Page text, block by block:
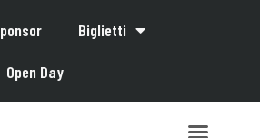
Biglietti
Open Day